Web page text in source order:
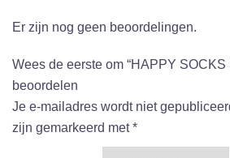
Er zijn nog geen beoordelingen.
Wees de eerste om “HAPPY SOCKS
beoordelen
Je e-mailadres wordt niet
zijn gemarkeerd met*